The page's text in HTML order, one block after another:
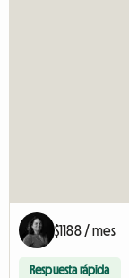
$1188 / mes
Respuesta rápida